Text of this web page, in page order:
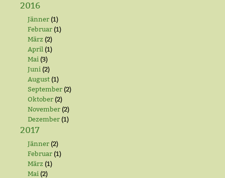
2016
Jänner (1)
Februar (1)
März (2)
April (1)
Mai (3)
Juni (2)
August (1)
September (2)
Oktober (2)
November (2)
Dezember (1)
2017
Jänner (2)
Februar (1)
März (1)
Mai (2)